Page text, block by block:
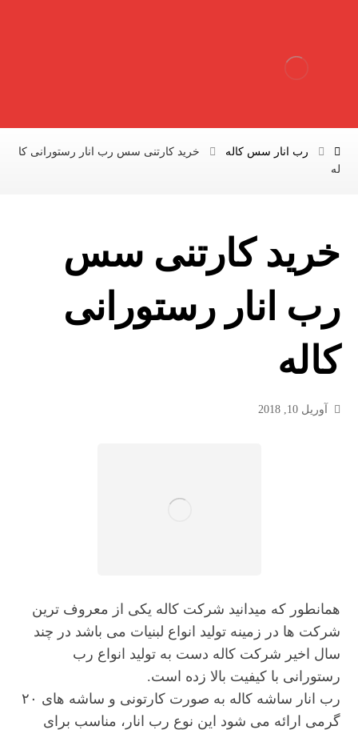
رب انار سس کاله
خرید کارتنی سس رب انار رستورانی کا
له
خرید کارتنی سس
رب انار رستورانی
کاله
آوریل 10, 2018
همانطور که میدانید شرکت کاله یکی از معروف ترین
شرکت ها در زمینه تولید انواع لبنیات می باشد در چند
سال اخیر شرکت کاله دست به تولید انواع رب
رستورانی با کیفیت بالا زده است.
رب انار ساشه کاله به صورت کارتونی و ساشه های ۲۰
گرمی ارائه می شود این نوع رب انار، مناسب برای